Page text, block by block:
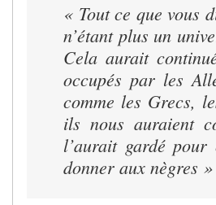
« Tout ce que vous
n’étant plus un
Cela aurait
occupés par les
comme les Grecs,
ils nous auraient
l’aurait gardé
donner aux nègres »